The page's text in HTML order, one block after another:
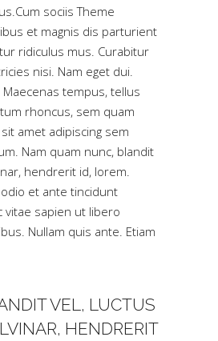
sociis Theme
et magnis dis parturient
ridiculus mus. Curabitur
nisi. Nam eget dui.
tempus, tellus
rhoncus, sem quam
amet adipiscing sem
Nam quam nunc, blandit
hendrerit id, lorem.
et ante tincidunt
vitae sapien ut libero
Nullam quis ante. Etiam
VEL, LUCTUS
HENDRERIT